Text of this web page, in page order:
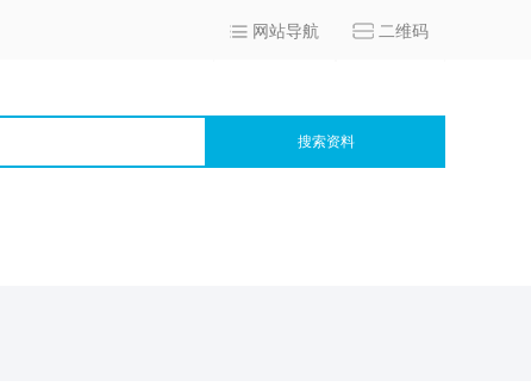
网站导航 二维码
搜索资料